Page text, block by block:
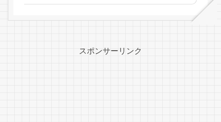
スポンサーリンク